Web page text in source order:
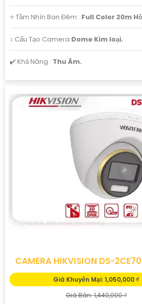
⭐ Tầm Nhìn Ban Đêm : Full Color 20m
↕️ Cấu Tạo Camera Dome Kim loại.
️✔️ Khả Năng : Thu Âm.
CAMERA HIKVISION DS-
Giá Khuyến Mại: 1,050,000 ₫
Giá Bán: 1,440,000 ₫